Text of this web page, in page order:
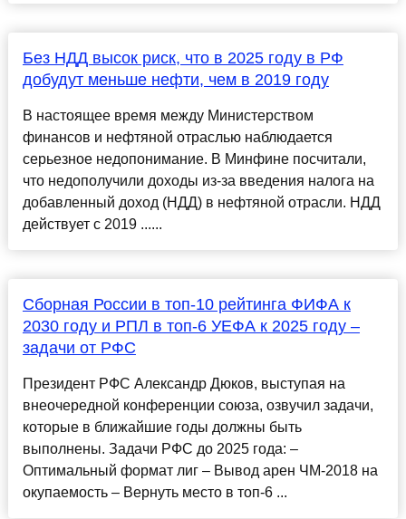
Без НДД высок риск, что в 2025 году в РФ
добудут меньше нефти, чем в 2019 году
В настоящее время между Министерством
финансов и нефтяной отраслью наблюдается
серьезное недопонимание. В Минфине посчитали,
что недополучили доходы из-за введения налога на
добавленный доход (НДД) в нефтяной отрасли. НДД
действует с 2019 ......
Сборная России в топ-10 рейтинга ФИФА к
2030 году и РПЛ в топ-6 УЕФА к 2025 году –
задачи от РФС
Президент РФС Александр Дюков, выступая на
внеочередной конференции союза, озвучил задачи,
которые в ближайшие годы должны быть
выполнены. Задачи РФС до 2025 года: –
Оптимальный формат лиг – Вывод арен ЧМ-2018 на
окупаемость – Вернуть место в топ-6 ...